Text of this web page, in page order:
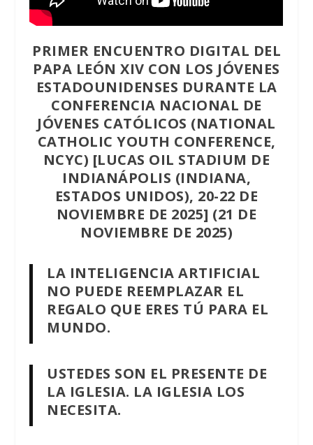
PRIMER ENCUENTRO DIGITAL DEL
PAPA LEÓN XIV CON LOS JÓVENES
ESTADOUNIDENSES DURANTE LA
CONFERENCIA NACIONAL DE
JÓVENES CATÓLICOS (NATIONAL
CATHOLIC YOUTH CONFERENCE,
NCYC) [LUCAS OIL STADIUM DE
INDIANÁPOLIS (INDIANA,
ESTADOS UNIDOS), 20-22 DE
NOVIEMBRE DE 2025] (21 DE
NOVIEMBRE DE 2025)
LA INTELIGENCIA ARTIFICIAL
NO PUEDE REEMPLAZAR EL
REGALO QUE ERES TÚ PARA EL
MUNDO.
USTEDES SON EL PRESENTE DE
LA IGLESIA. LA IGLESIA LOS
NECESITA.